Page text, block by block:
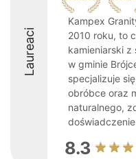
Laureaci
Kampex
2010 roku, to
kamieniarski z
w gminie
specjalizuje
obróbce oraz
naturalnego,
8.3